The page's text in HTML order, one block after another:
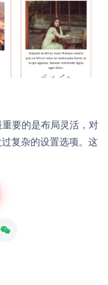
要的是布局灵活，对
复杂的设置选项。这